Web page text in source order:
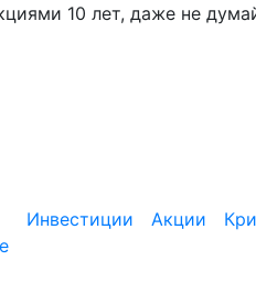
10 лет, даже не
Инвестиции Акции